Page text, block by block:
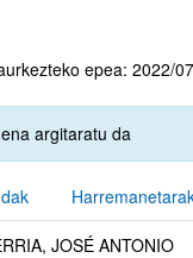
epea: 2022/
argitaratu da
JOSÉ ANTONIO